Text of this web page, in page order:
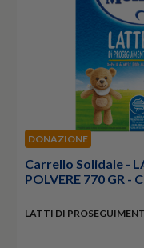
DONAZIONE
Carrello Solidale -
POLVERE 770 GR -
LATTI DI